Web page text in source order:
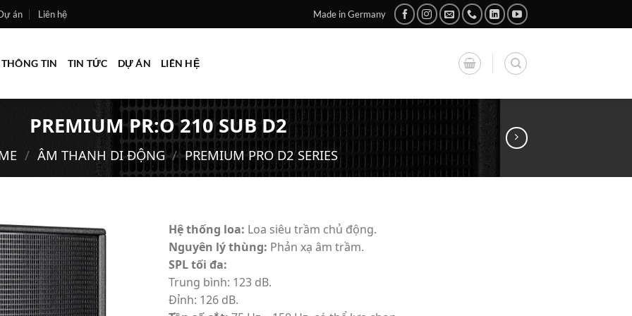
án Liên hệ Made in Germany
THÔNG TIN TIN TỨC DỰ ÁN LIÊN HỆ
PREMIUM PR:O 210 SUB D2
/ ÂM THANH DI ĐỘNG / PREMIUM PRO D2 SERIES
wishlist
Hệ thống loa: Loa siêu trầm chủ động.
Nguyên lý thùng: Phản xạ âm trầm.
SPL tối đa:
Trung bình: 123 dB.
Đỉnh: 126 dB.